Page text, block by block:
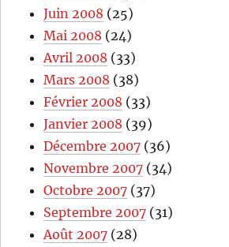
Juin 2008 (25)
Mai 2008 (24)
Avril 2008 (33)
Mars 2008 (38)
Février 2008 (33)
Janvier 2008 (39)
Décembre 2007 (36)
Novembre 2007 (34)
Octobre 2007 (37)
Septembre 2007 (31)
Août 2007 (28)